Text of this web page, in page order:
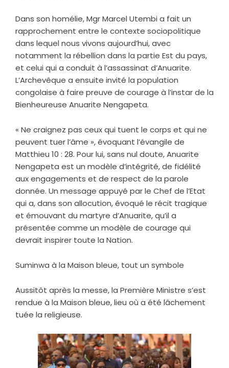
Dans son homélie, Mgr Marcel Utembi a fait un
rapprochement entre le contexte sociopolitique
dans lequel nous vivons aujourd’hui, avec
notamment la rébellion dans la partie Est du pays,
et celui qui a conduit à l’assassinat d’Anuarite.
L’Archevêque a ensuite invité la population
congolaise à faire preuve de courage à l’instar de la
Bienheureuse Anuarite Nengapeta.
« Ne craignez pas ceux qui tuent le corps et qui ne
peuvent tuer l’âme », évoquant l’évangile de
Matthieu 10 : 28. Pour lui, sans nul doute, Anuarite
Nengapeta est un modèle d’intégrité, de fidélité
aux engagements et de respect de la parole
donnée. Un message appuyé par le Chef de l’Etat
qui a, dans son allocution, évoqué le récit tragique
et émouvant du martyre d’Anuarite, qu’il a
présentée comme un modèle de courage qui
devrait inspirer toute la Nation.
Suminwa à la Maison bleue, tout un symbole
Aussitôt après la messe, la Première Ministre s’est
rendue à la Maison bleue, lieu où a été lâchement
tuée la religieuse.